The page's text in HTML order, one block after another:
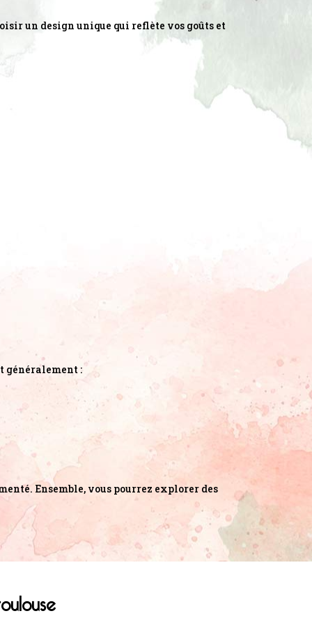
un design unique qui reflète vos goûts et
généralement :
Ensemble, vous pourrez explorer des